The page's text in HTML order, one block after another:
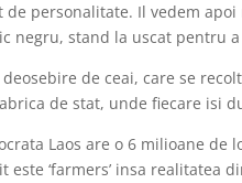
de personalitate. Il vedem
negru, stand la uscat pentru
de ceai, care se
de stat, unde fiecare isi
Laos are o 6 milioane
este ‘farmers’ insa realitatea